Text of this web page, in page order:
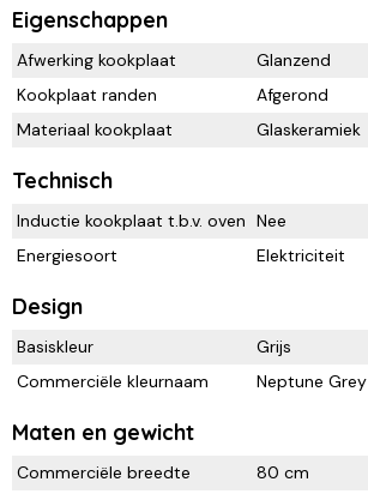
Eigenschappen
Afwerking kookplaat
Glanzend
Kookplaat randen
Afgerond
Materiaal kookplaat
Glaskeramiek
Technisch
Inductie kookplaat t.b.v. oven Nee
Energiesoort
Elektriciteit
Design
Basiskleur
Grijs
Commerciële kleurnaam
Neptune Grey
Maten en gewicht
Commerciële breedte
80 cm